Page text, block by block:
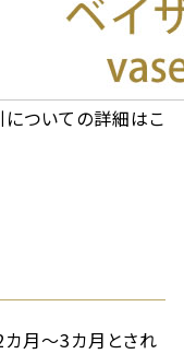
ついての詳細はこ
月～3カ月とされ